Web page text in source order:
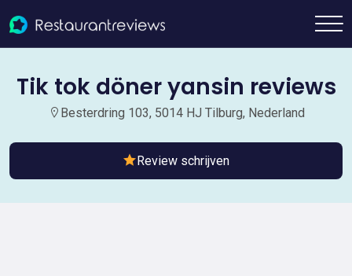
Tik tok döner yansin reviews
Besterdring 103, 5014 HJ Tilburg, Nederland
Review schrijven